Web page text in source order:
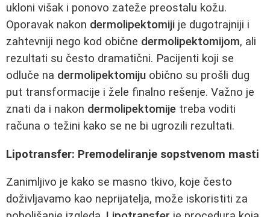
ukloni višak i ponovo zateže preostalu kožu.
Oporavak nakon dermolipektomiji je dugotrajniji i
zahtevniji nego kod obične dermolipektomijom, ali
rezultati su često dramatični. Pacijenti koji se
odluče na dermolipektomiju obično su prošli dug
put transformacije i žele finalno rešenje. Važno je
znati da i nakon dermolipektomije treba voditi
računa o težini kako se ne bi ugrozili rezultati.
Lipotransfer: Premodeliranje sopstvenom masti
Zanimljivo je kako se masno tkivo, koje često
doživljavamo kao neprijatelja, može iskoristiti za